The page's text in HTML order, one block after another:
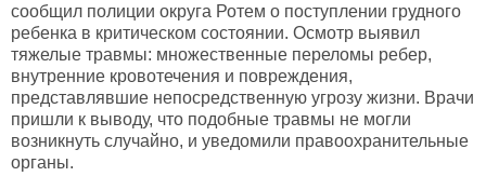
сообщил полиции округа Ротем о поступлении грудного
ребенка в критическом состоянии. Осмотр выявил
тяжелые травмы: множественные переломы ребер,
внутренние кровотечения и повреждения,
представлявшие непосредственную угрозу жизни. Врачи
пришли к выводу, что подобные травмы не могли
возникнуть случайно, и уведомили правоохранительные
органы.